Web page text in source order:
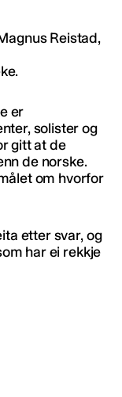
Reistad,
er
solister og
gitt at de
de norske.
om hvorfor
etter svar, og
har ei rekkje